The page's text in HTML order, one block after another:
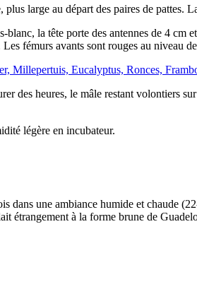
large au départ des paires de pattes.
blanc, la tête porte des antennes de 4
fémurs avants sont rouges au niveau
Millepertuis, Eucalyptus, Ronces,
des heures, le mâle restant volontiers
légère en incubateur.
dans une ambiance humide et chaude
étrangement à la forme brune de